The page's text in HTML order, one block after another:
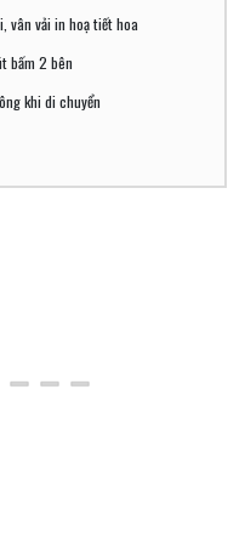
vân vải in hoạ tiết hoa
bấm 2 bên
khi di chuyển